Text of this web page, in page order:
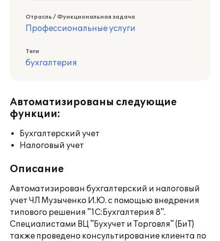
Отрасль / Функциональная задача
Профессиональные услуги
Теги
бухгалтерия
Автоматизированы следующие
функции:
Бухгалтерский учет
Налоговый учет
Описание
Автоматизирован бухгалтерский и налоговый
учет ЧЛ Музыченко И.Ю. с помощью внедрения
типового решения "1С:Бухгалтерия 8".
Специалистами ВЦ "Бухучет и Торговля" (БиТ)
также проведено консультирование клиента по